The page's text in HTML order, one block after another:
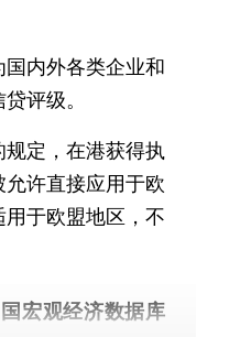
内外各类企业和
评级。
定，在港获得执
许直接应用于欧
于欧盟地区，不
宏观经济数据库